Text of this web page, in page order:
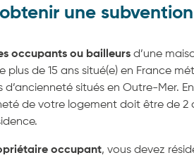
une
occupants ou bailleurs d’une
plus de 15 ans situé(e) en France
d’ancienneté situés en Outre-Mer.
de votre logement doit être de 2
occupant, vous devez